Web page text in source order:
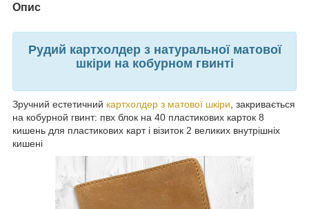
Опис
Рудий картхолдер з натуральної матової
шкіри на кобурном гвинті
Зручний естетичний картхолдер з матової шкіри, закривається
на кобурной гвинт: пвх блок на 40 пластикових карток 8
кишень для пластикових карт і візиток 2 великих внутрішніх
кишені